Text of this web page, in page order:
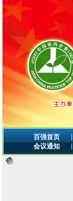
百强首页 |
会议通知
|